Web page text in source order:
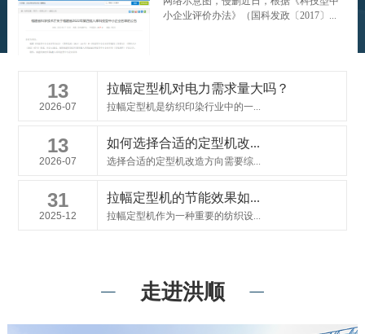
小企业评价办法》（国科发政〔2017〕...
13
2026-07
拉幅定型机对电力需求量大吗？
拉幅定型机是纺织印染行业中的一...
13
2026-07
如何选择合适的定型机改...
选择合适的定型机改造方向需要综...
31
2025-12
拉幅定型机的节能效果如...
拉幅定型机作为一种重要的纺织设...
走进洪顺